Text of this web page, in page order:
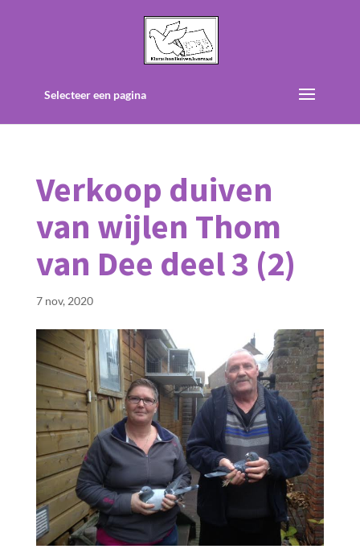
Selecteer een pagina
Verkoop duiven
van wijlen Thom
van Dee deel 3 (2)
7 nov, 2020